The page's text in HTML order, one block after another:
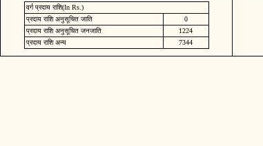
वर्ग प्रदाय राशि(In Rs.)
प्रदाय राशि अनुसूचित जाति
0
प्रदाय राशि अनुसूचित जनजाति
1224
प्रदाय राशि अन्य
7344